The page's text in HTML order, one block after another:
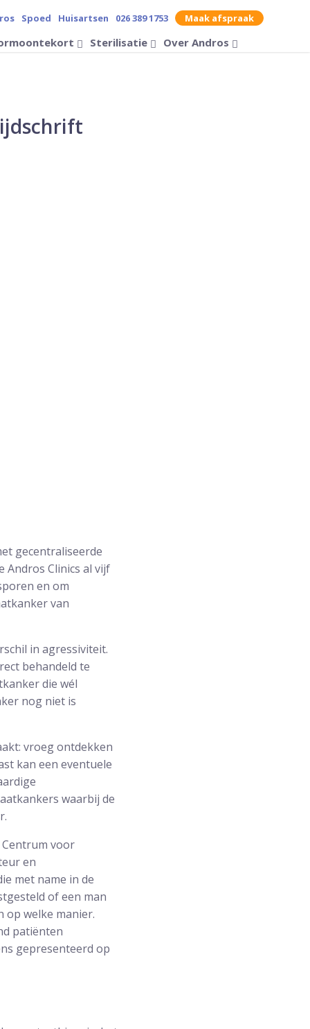
contrast op de website
Spoed Huisartsen 026 389 1753 Maak afspraak
Sterilisatie Over Andros
gecentraliseerde
Andros Clinics al vijf
en om
van
in agressiviteit.
behandeld te
die wél
nog niet is
vroeg ontdekken
kan een eventuele
waarbij de
voor
en
met name in de
of een man
op welke manier.
patiënten
gepresenteerd op